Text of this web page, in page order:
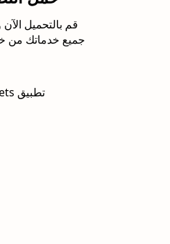
قم بالتحميل
جميع خدماتك من
تطبيق 7pets